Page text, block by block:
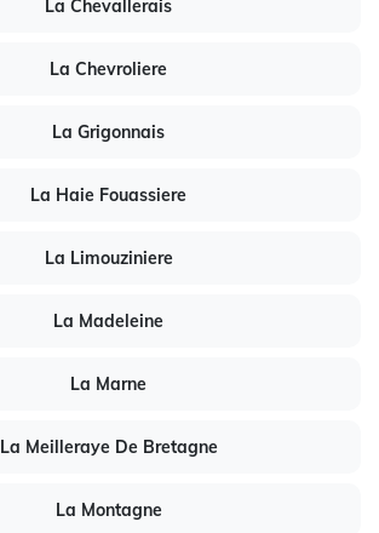
La Chevallerais
La Chevroliere
La Grigonnais
La Haie Fouassiere
La Limouziniere
La Madeleine
La Marne
La Meilleraye De Bretagne
La Montagne